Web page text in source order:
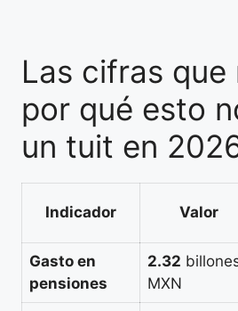
Las cifras que
por qué esto
un tuit en
Indicador Valor
Gasto en
pensiones
2.32
MXN